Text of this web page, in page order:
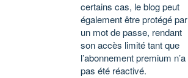
certains cas, le blog peut
également être protégé par
un mot de passe, rendant
son accès limité tant que
l’abonnement premium n’a
pas été réactivé.